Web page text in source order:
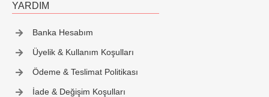
YARDIM
Banka Hesabım
Üyelik & Kullanım Koşulları
Ödeme & Teslimat Politikası
İade & Değişim Koşulları